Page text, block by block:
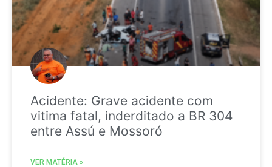
Acidente: Grave acidente com
vitima fatal, inderditado a BR 304
entre Assú e Mossoró
VER MATÉRIA »